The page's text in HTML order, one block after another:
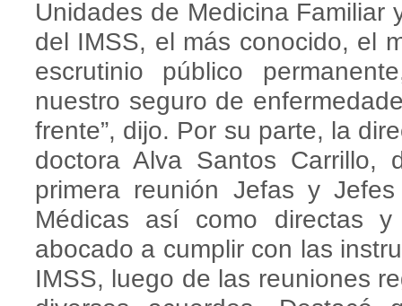
Unidades de Medicina
del IMSS, el más conocido, el
escrutinio público
nuestro seguro de
frente”, dijo. Por su parte, la
doctora Alva Santos
primera reunión Jefas y
Médicas así como directas
abocado a cumplir con las
IMSS, luego de las reuniones